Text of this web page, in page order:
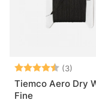
Betyg: (3)
4.3
Tiemco Aero Dry
Fine